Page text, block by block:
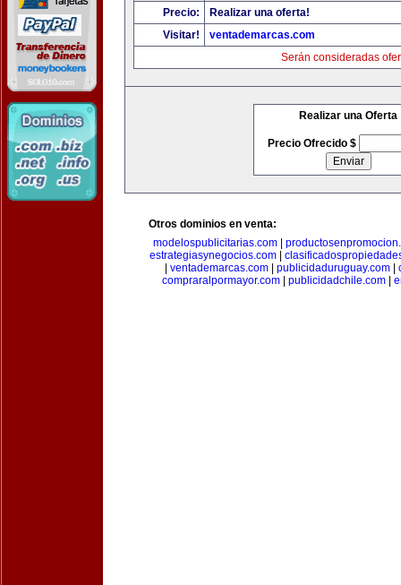
Precio:
Realizar una oferta!
Visitar!
ventademarcas.com
Serán consideradas
Realizar una Oferta
Precio Ofrecido $
Otros dominios en venta:
modelospublicitarias.com
estrategiasynegocios.com|
ventademarcas.com publicidaduruguay.com
compraralpormayor.com| publicidadchile.com|